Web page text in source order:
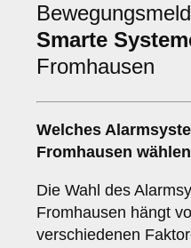
Smarte
Fromhausen
Welches
Fromhausen
Die Wahl des
Fromhausen hängt
verschiedenen